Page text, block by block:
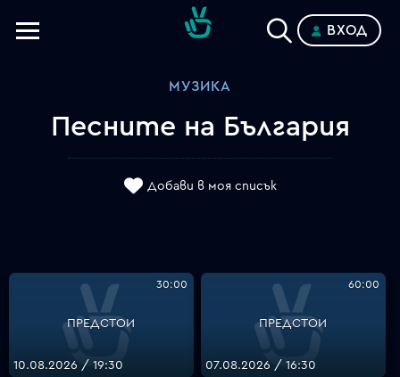
ВХОД
МУЗИКА
Песните на България
Добави в моя списък
ПРЕДСТОИ
30:00
10.08.2026 / 19:30
ПРЕДСТОИ
60:00
07.08.2026 / 16:30